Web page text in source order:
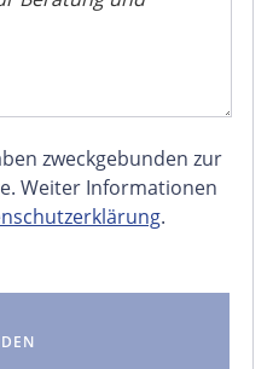
zweckgebunden zur
Weiter Informationen
.